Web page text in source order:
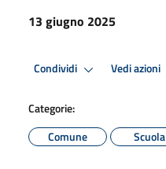
13 giugno 2025
Condividi Vedi azioni
Categorie:
Comune
Scuola